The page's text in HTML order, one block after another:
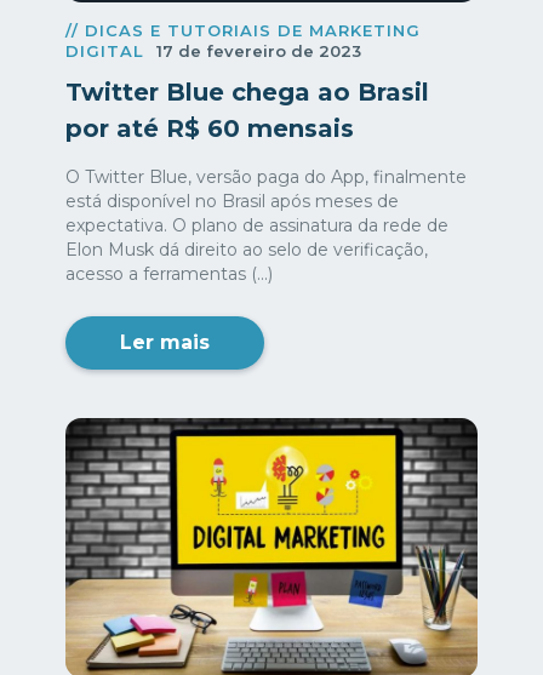
// DICAS E TUTORIAIS DE MARKETING
DIGITAL
17 de fevereiro de 2023
Twitter Blue chega ao Brasil
por até R$ 60 mensais
O Twitter Blue, versão paga do App, finalmente
está disponível no Brasil após meses de
expectativa. O plano de assinatura da rede de
Elon Musk dá direito ao selo de verificação,
acesso a ferramentas (...)
Ler mais